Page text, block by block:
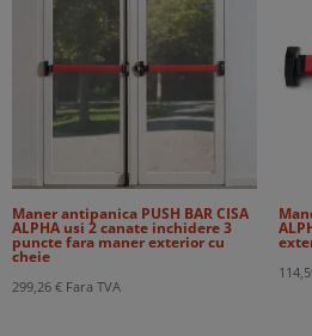
Maner antipanica PUSH BAR CISA
ALPHA usi 2 canate inchidere 3
puncte fara maner exterior cu
cheie
299,26 € Fara TVA